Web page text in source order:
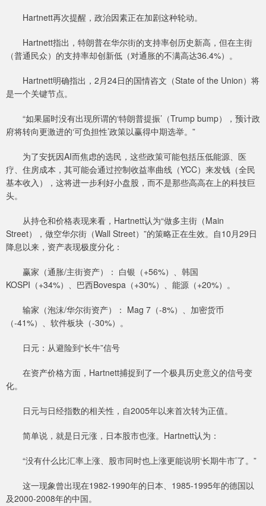
Hartnett再次提醒，政治因素正在加剧这种轮动。
Hartnett指出，特朗普在华尔街的支持率创历史新高，但在主街
（普通民众）的支持率却创新低（对通胀的不满高达36.4%）。
Hartnett明确指出，2月24日的国情咨文（State of the Union）将
是一个关键节点。
“如果届时没有出现所谓的‘特朗普提振’（Trump bump），预计政
府将转向更激进的‘可负担性’政策以赢得中期选举。”
为了安抚因AI而焦虑的选民，这些政策可能包括压低能源、医
疗、住房成本，其可能会通过控制收益率曲线（YCC）来发钱（全民
基本收入），这将进一步利好小盘股，而不是那些高高在上的科技巨
头。
从持仓和价格表现来看，Hartnett认为“做多主街（Main
Street），做空华尔街（Wall Street）”的策略正在生效。自10月29日
降息以来，资产表现极度分化：
赢家（通胀/主街资产）： 白银（+56%）、韩国
KOSPI（+34%）、巴西Bovespa（+30%）、能源（+20%）。
输家（泡沫/华尔街资产）： Mag 7（-8%）、加密货币
（-41%）、软件板块（-30%）。
日元：从避险到“长牛”信号
在资产价格方面，Hartnett捕捉到了一个极具历史意义的信号变
化。
日元与日经指数的相关性，自2005年以来首次转为正值。
简单说，就是日元涨，日本股市也涨。Hartnett认为：
“没有什么比汇率上涨、股市同时也上涨更能说明‘长期牛市’了。”
这一现象曾出现在1982-1990年的日本、1985-1995年的德国以
及2000-2008年的中国。